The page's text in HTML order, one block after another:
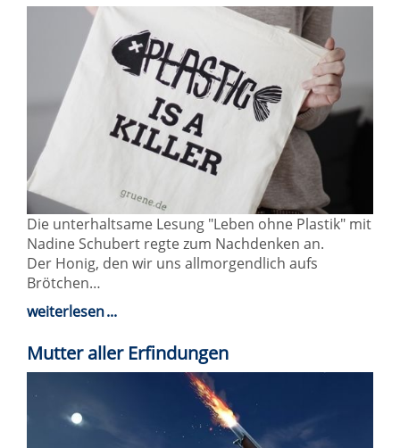
Die unterhaltsame Lesung "Leben ohne Plastik" mit
Nadine Schubert regte zum Nachdenken an.
Der Honig, den wir uns allmorgendlich aufs
Brötchen…
weiterlesen
Mutter aller Erfindungen